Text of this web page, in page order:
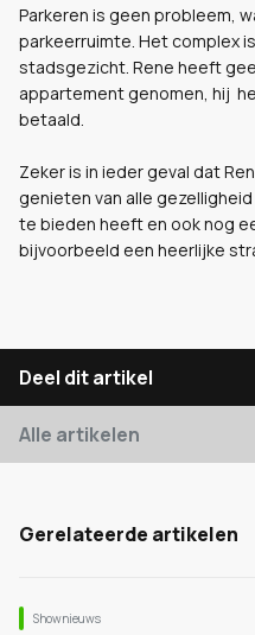
Parkeren is geen probleem,
parkeerruimte. Het complex
stadsgezicht. Rene heeft
appartement genomen, hij
betaald.
Zeker is in ieder geval dat
genieten van alle
te bieden heeft en ook nog
bijvoorbeeld een heerlijke
Deel dit artikel
Alle artikelen
Gerelateerde artikelen
Shownieuws